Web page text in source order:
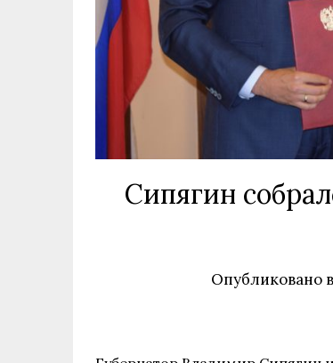
Сипягин
Опубликовано в